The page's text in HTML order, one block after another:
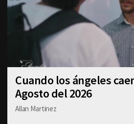
Cuando los ángeles
Agosto del 2026
Allan Martinez